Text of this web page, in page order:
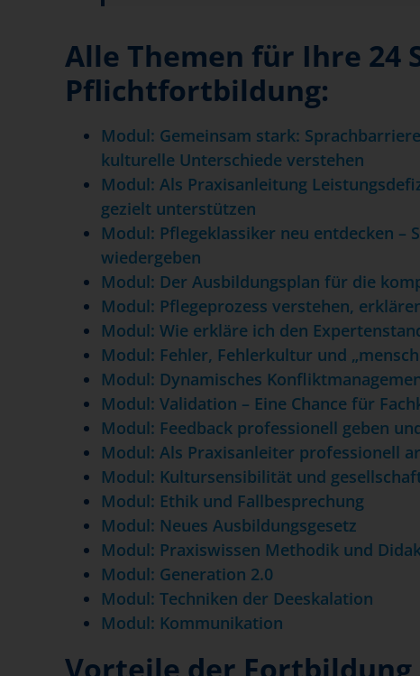
Alle Themen für Ihre 24
Pflichtfortbildung:
Modul: Gemeinsam stark:
kulturelle Unterschiede verstehen
Modul: Als Praxisanleitung
gezielt unterstützen
Modul: Pflegeklassiker neu entdecken
wiedergeben
Modul: Der Ausbildungsplan für die
Modul: Pflegeprozess verstehen,
Modul: Wie erkläre ich den
Modul: Fehler, Fehlerkultur und
Modul: Dynamisches
Modul: Validation – Eine Chance für
Modul: Feedback professionell geben
Modul: Als Praxisanleiter professionell
Modul: Kultursensibilität und
Modul: Ethik und Fallbesprechung
Modul: Neues Ausbildungsgesetz
Modul: Praxiswissen Methodik und
Modul: Generation 2.0
Modul: Techniken der Deeskalation
Modul: Kommunikation
Vorteile der Fortbildung